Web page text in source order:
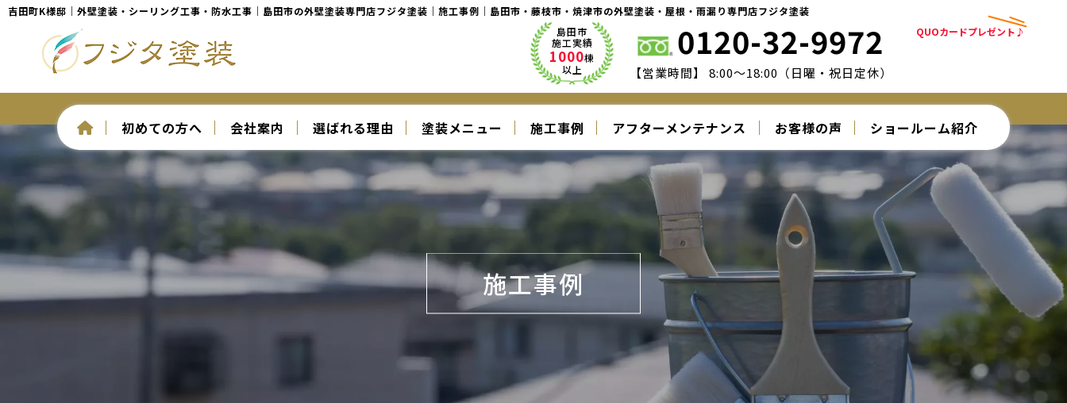
吉田町K様邸｜外壁塗装・シーリング工事・防水工事｜島田市の外壁塗装専門店フジタ塗装｜施工事例｜島田市・藤枝市・焼津市の外壁塗装・屋根・雨漏り専門店フジタ塗装
島田市
施工実績
1000棟
以上
0120-32-9972
【営業時間】 8:00～18:00（日曜・祝日定休）
QUOカードプレゼント♪
初めての方へ 会社案内 選ばれる理由 塗装メニュー 施工事例 アフターメンテナンス お客様の声 ショールーム紹介
施工事例